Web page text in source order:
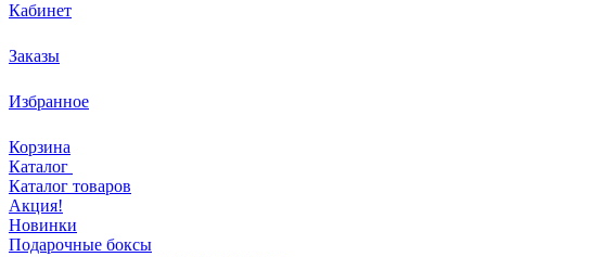
Кабинет
Заказы
Избранное
Корзина
Каталог
Каталог товаров
Акция!
Новинки
Подарочные боксы